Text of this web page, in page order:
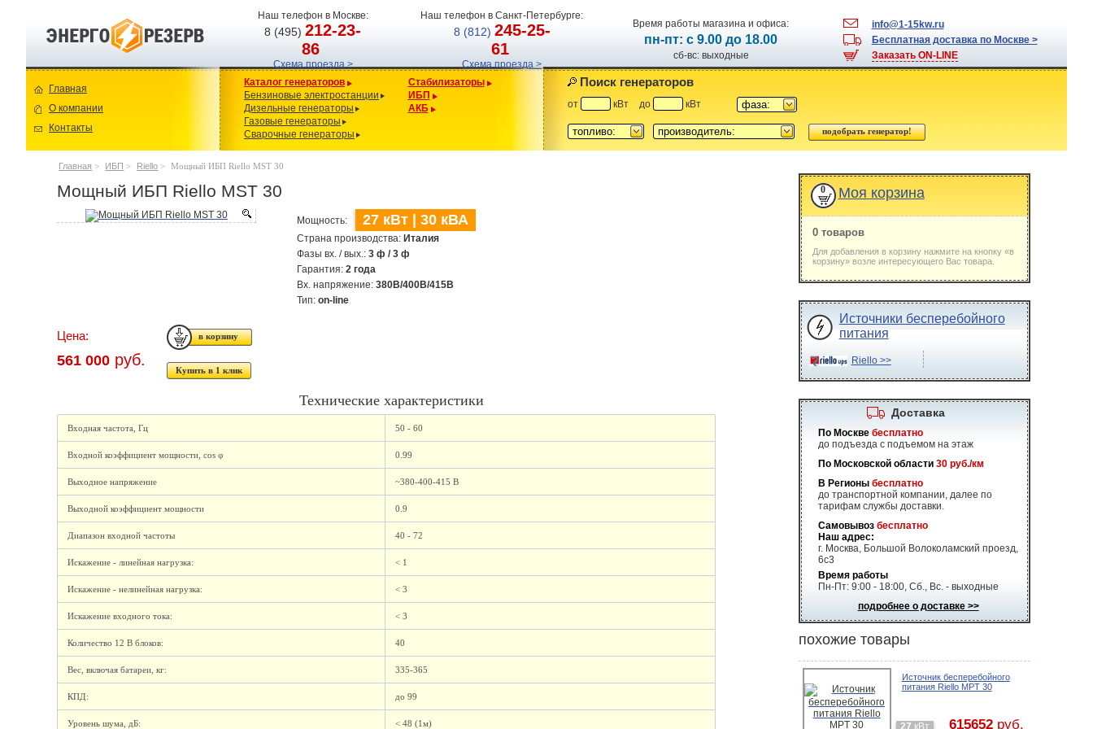
Наш телефон в Москве:
8 (495)212-23-
86
Схема проезда >
Наш телефон в Санкт-Петербурге:
8 (812) 245-25-
61
Схема проезда >
Время работы магазина и офиса:
пн-пт: с 9.00 до 18.00
сб-вс: выходные
info@1-15kw.ru
Бесплатная доставка по Москве >
Заказать ON-LINE
Главная
О компании
Контакты
Каталог генераторов
Бензиновые электростанции
Дизельные генераторы
Газовые генераторы
Сварочные генераторы
Стабилизаторы
ИБП
АКБ
Поиск генераторов
от кВт до кВт фаза:
топливо: производитель:
Главная > ИБП > Riello > Мощный ИБП Riello MST 30
Мощный ИБП Riello MST 30
Мощность: 27 кВт | 30 кВА
Страна производства: Италия
Фазы вх. / вых.:3 ф / 3 ф
Гарантия:2 года
Вх. напряжение:380В/400В/415В
Тип:on-line
Цена:
561 000 руб.
Купить в 1 клик
Технические характеристики
Входная частота, Гц 50 - 60
Входной коэффициент мощности, cos φ 0.99
Выходное напряжение ~380-400-415 В
Выходной коэффициент мощности 0.9
Диапазон входной частоты 40 - 72
Искажение - линейная нагрузка: < 1
Искажение - нелинейная нагрузка: < 3
Искажение входного тока: < 3
Количество 12 В блоков: 40
Вес, включая батареи, кг: 335-365
КПД: до 99
Уровень шума, дБ: < 48 (1м)
0 Моя корзина
0 товаров
Для добавления в корзину нажмите на кнопку «в
корзину» возле интересующего Вас товара.
Источники бесперебойного
питания
Riello >>
Доставка
По Москве бесплатно
до подъезда с подъемом на этаж
По Московской области 30 руб./км
В Регионы бесплатно
до транспортной компании, далее по
тарифам службы доставки.
Самовывоз бесплатно
Наш адрес:
г. Москва, Большой Волоколамский проезд,
6с3
Время работы
Пн-Пт: 9:00 - 18:00, Сб., Вс. - выходные
подробнее о доставке >>
похожие товары
Источник бесперебойного
питания Riello MPT 30
27 кВт 615652руб.